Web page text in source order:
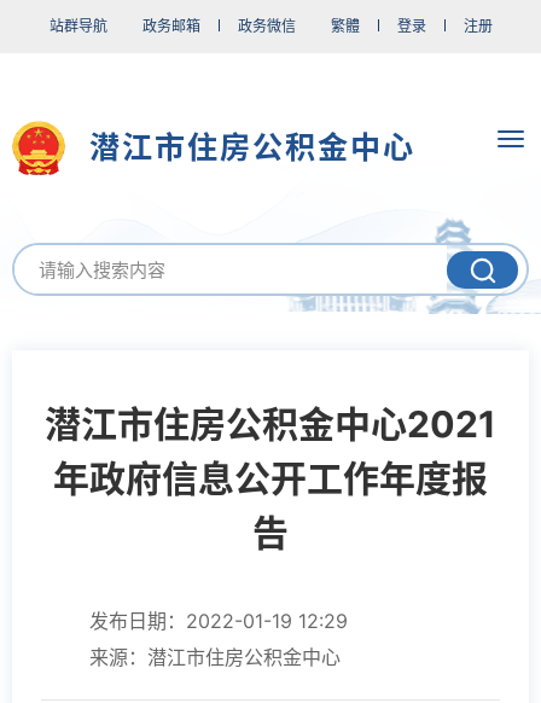
站群导航 政务邮箱 政务微信 繁體 登录 注册
潜江市住房公积金中心
潜江市住房公积金中心2021
年政府信息公开工作年度报
告
发布日期：2022-01-19 12:29
来源：潜江市住房公积金中心